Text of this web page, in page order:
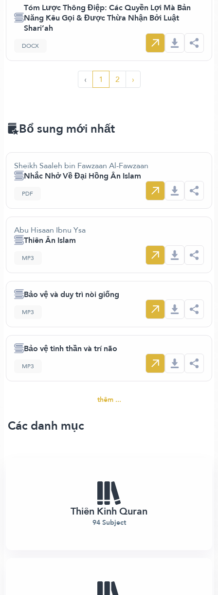
Tóm Lược Thông Điệp: Các Quyền Lợi Mà Bản
Năng Kêu Gọi & Được Thừa Nhận Bởi Luật
Shari’ah
DOCX
‹ 1 2 ›
Bổ sung mới nhất
Sheikh Saaleh bin Fawzaan Al-Fawzaan
Nhắc Nhở Về Đại Hồng Ân Islam
PDF
Abu Hisaan Ibnu Ysa
Thiên Ân Islam
MP3
Bảo vệ và duy trì nòi giống
MP3
Bảo vệ tinh thần và trí não
MP3
thêm ...
Các danh mục
Thiên Kinh Quran
94 Subject